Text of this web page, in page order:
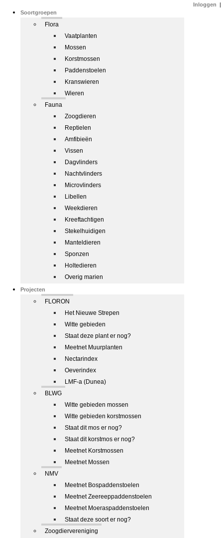
Soortgroepen
Flora
Vaatplanten
Mossen
Korstmossen
Paddenstoelen
Kranswieren
Wieren
Fauna
Zoogdieren
Reptielen
Amfibieën
Vissen
Dagvlinders
Nachtvlinders
Microvlinders
Libellen
Weekdieren
Kreeftachtigen
Stekelhuidigen
Manteldieren
Sponzen
Holtedieren
Overig marien
Projecten
FLORON
Het Nieuwe Strepen
Witte gebieden
Staat deze plant er nog?
Meetnet Muurplanten
Nectarindex
Oeverindex
LMF-a (Dunea)
BLWG
Witte gebieden mossen
Witte gebieden korstmossen
Staat dit mos er nog?
Staat dit korstmos er nog?
Meetnet Korstmossen
Meetnet Mossen
NMV
Meetnet Bospaddenstoelen
Meetnet Zeereeppaddenstoelen
Meetnet Moeraspaddenstoelen
Staat deze soort er nog?
Zoogdiervereniging
Inloggen |